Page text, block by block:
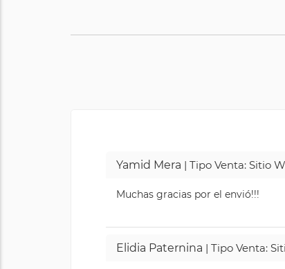
Yamid Mera | Tipo Venta: Sitio
Muchas gracias por el envió!!!
Elidia Paternina | Tipo Venta: